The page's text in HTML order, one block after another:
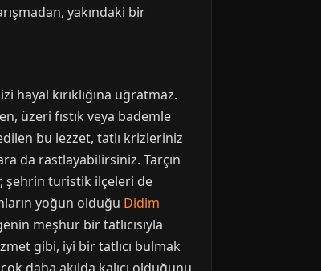
yakındaki bir
hayal kırıklığına uğratmaz.
üzeri fıstık veya bademle
bu lezzet, tatlı krizleriniz
da rastlayabilirsiniz. Tarçın
şehrin turistik ilçeleri de
yoğun olduğu Didim
meşhur bir tatlıcısıyla
gibi, iyi bir tatlıcı bulmak